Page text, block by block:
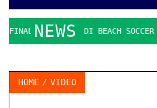
NEWS
DI BEACH SOCCER IL
HOME VIDEO